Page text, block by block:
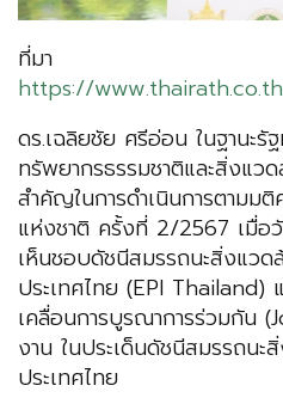
ที่มา
https://
ดร.เฉลิยชัย ศรีอ่อน ในฐานะรั
ทรัพยากรธรรมชาติและสิ่งแว
สำคัญในการดำเนินการตามม
แห่งชาติ ครั้งที่ 2/2567 เมื่อ
เห็นชอบดัชนีสมรรถนะสิ่งแว
ประเทศไทย (EPI Thailand)
เคลื่อนการบูรณาการร่วมกัน
งาน ในประเด็นดัชนีสมรรถน
ประเทศไทย